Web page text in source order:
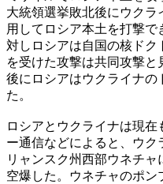
大統領選挙敗北後にウクラ
用してロシア本土を打撃
対しロシアは自国の核ドク
を受けた攻撃は共同攻撃と
後にロシアはウクライナの
た。
ロシアとウクライナは現
ー通信などによると、ウ
リャンスク州西部ウネチ
空爆した。ウネチャのポ